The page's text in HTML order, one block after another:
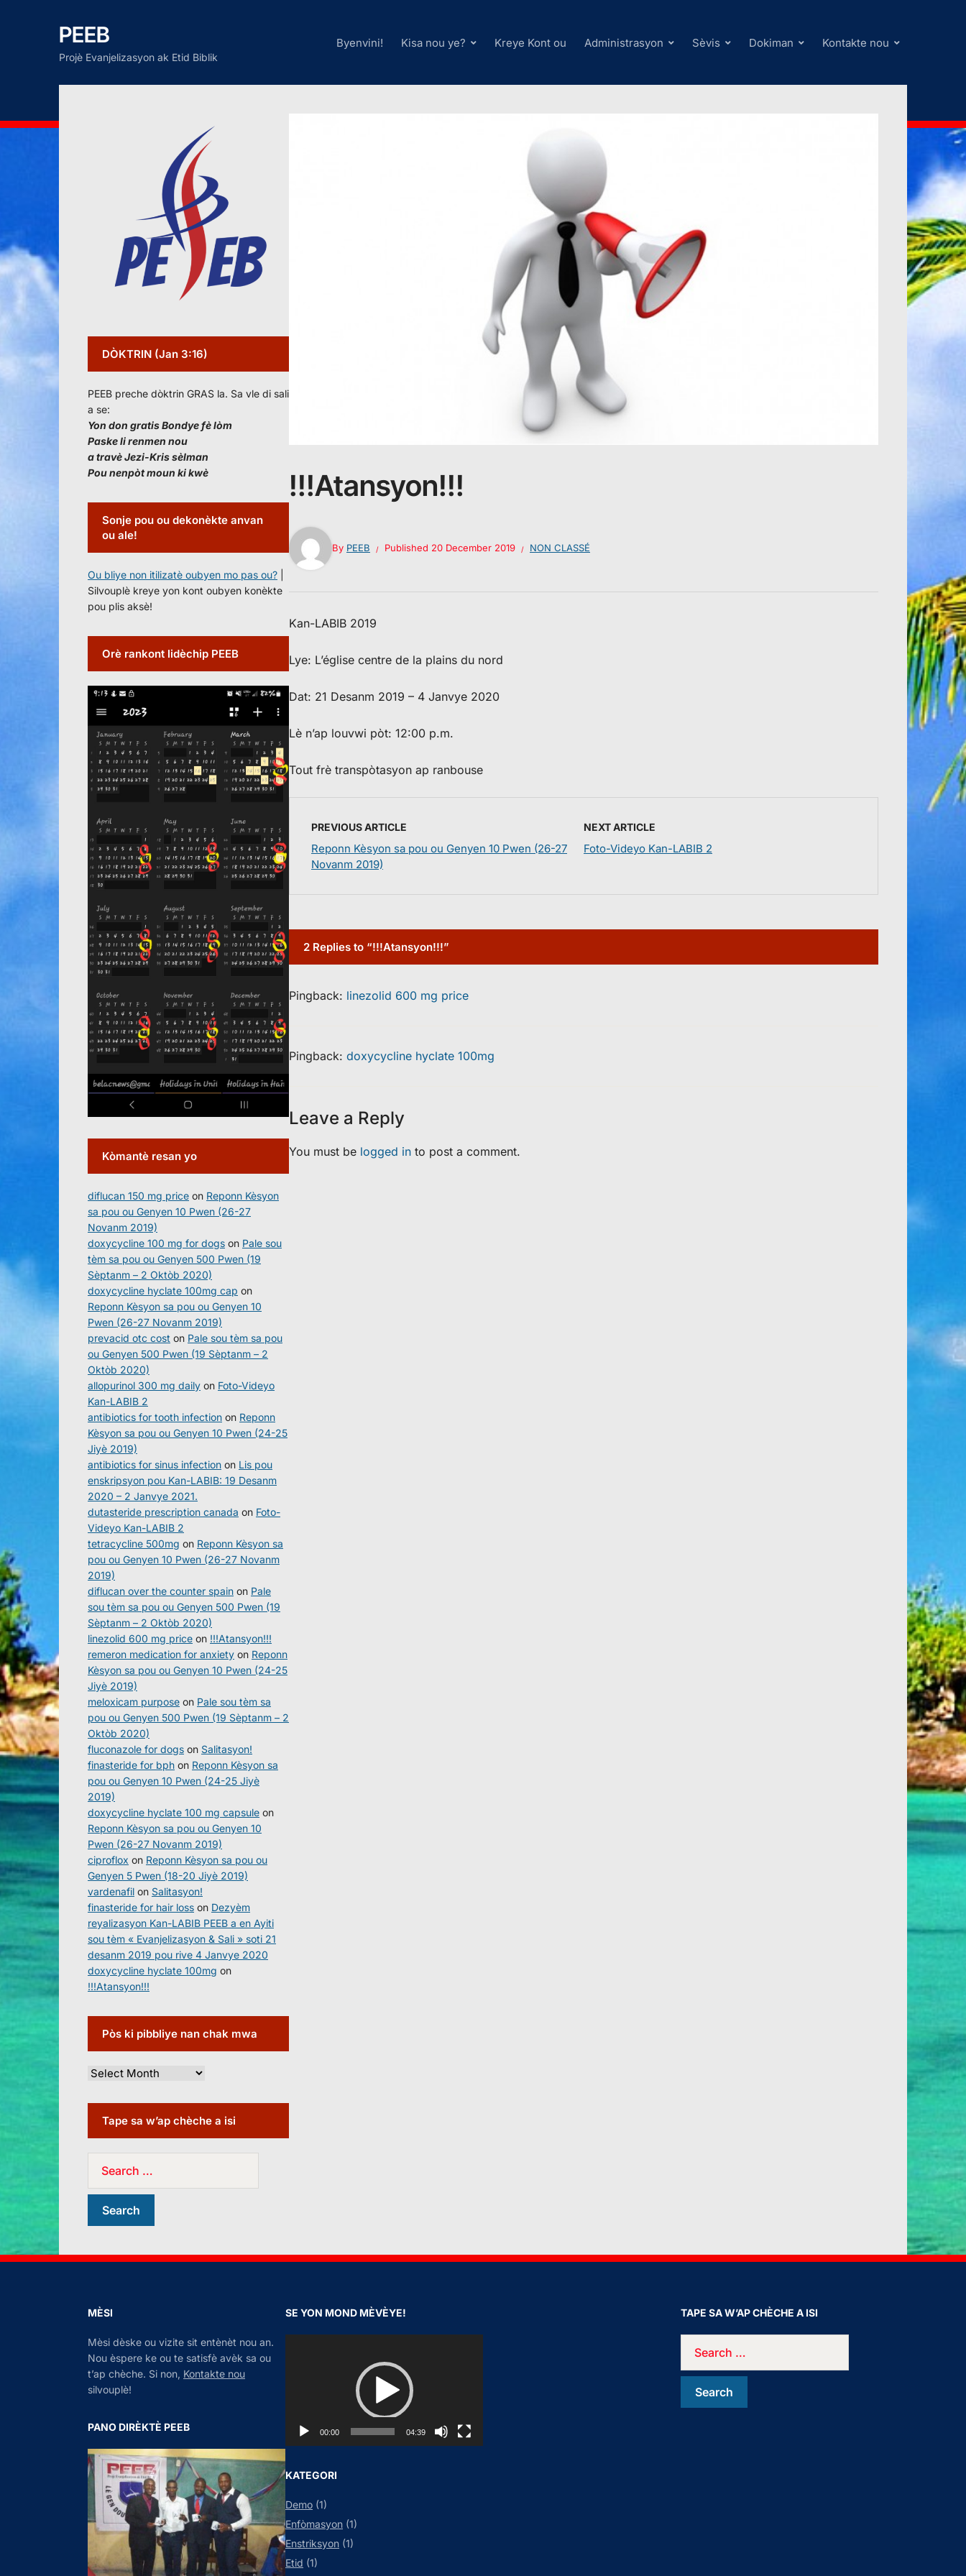
PEEB
Projè Evanjelizasyon ak Etid Biblik
Byenvini! Kisa nou ye? Kreye Kont ou Administrasyon Sèvis Dokiman Kontakte nou
!!!Atansyon!!!
By PEEB Published 20 December 2019 NON CLASSÉ
Kan-LABIB 2019
Lye: L’église centre de la plains du nord
Dat: 21 Desanm 2019 – 4 Janvye 2020
Lè n’ap louvwi pòt: 12:00 p.m.
Tout frè transpòtasyon ap ranbouse
PREVIOUS ARTICLE
Reponn Kèsyon sa pou ou Genyen 10 Pwen (26-27
Novanm 2019)
NEXT ARTICLE
Foto-Videyo Kan-LABIB 2
2 Replies to “!!!Atansyon!!!”
Pingback: linezolid 600 mg price
Pingback: doxycycline hyclate 100mg
Leave a Reply
You must be logged in to post a comment.
DÒKTRIN (Jan 3:16)
PEEB preche dòktrin GRAS la. Sa vle di sali
a se:
Yon don gratis Bondye fè lòm
Paske li renmen nou
a travè Jezi-Kris sèlman
Pou nenpòt moun ki kwè
Sonje pou ou dekonèkte anvan
ou ale!
Ou bliye non itilizatè oubyen mo pas ou?
Silvouplè kreye yon kont oubyen konèkte
pou plis aksè!
Orè rankont lidèchip PEEB
Kòmantè resan yo
diflucan 150 mg price on Reponn Kèsyon
sa pou ou Genyen 10 Pwen (26-27
Novanm 2019)
doxycycline 100 mg for dogs on Pale sou
tèm sa pou ou Genyen 500 Pwen (19
Sèptanm – 2 Oktòb 2020)
doxycycline hyclate 100mg cap on
Reponn Kèsyon sa pou ou Genyen 10
Pwen (26-27 Novanm 2019)
prevacid otc cost on Pale sou tèm sa pou
ou Genyen 500 Pwen (19 Sèptanm – 2
Oktòb 2020)
allopurinol 300 mg daily on Foto-Videyo
Kan-LABIB 2
antibiotics for tooth infection on Reponn
Kèsyon sa pou ou Genyen 10 Pwen (24-25
Jiyè 2019)
antibiotics for sinus infection on Lis pou
enskripsyon pou Kan-LABIB: 19 Desanm
2020 – 2 Janvye 2021.
dutasteride prescription canada on Foto-
Videyo Kan-LABIB 2
tetracycline 500mg on Reponn Kèsyon sa
pou ou Genyen 10 Pwen (26-27 Novanm
2019)
diflucan over the counter spain on Pale
sou tèm sa pou ou Genyen 500 Pwen (19
Sèptanm – 2 Oktòb 2020)
linezolid 600 mg price on !!!Atansyon!!!
remeron medication for anxiety on Reponn
Kèsyon sa pou ou Genyen 10 Pwen (24-25
Jiyè 2019)
meloxicam purpose on Pale sou tèm sa
pou ou Genyen 500 Pwen (19 Sèptanm – 2
Oktòb 2020)
fluconazole for dogs on Salitasyon!
finasteride for bph on Reponn Kèsyon sa
pou ou Genyen 10 Pwen (24-25 Jiyè
2019)
doxycycline hyclate 100 mg capsule on
Reponn Kèsyon sa pou ou Genyen 10
Pwen (26-27 Novanm 2019)
ciproflox on Reponn Kèsyon sa pou ou
Genyen 5 Pwen (18-20 Jiyè 2019)
vardenafil on Salitasyon!
finasteride for hair loss on Dezyèm
reyalizasyon Kan-LABIB PEEB a en Ayiti
sou tèm « Evanjelizasyon & Sali » soti 21
desanm 2019 pou rive 4 Janvye 2020
doxycycline hyclate 100mg on
!!!Atansyon!!!
Pòs ki pibbliye nan chak mwa
Tape sa w’ap chèche a isi
MÈSI
Mèsi dèske ou vizite sit entènèt nou an.
Nou èspere ke ou te satisfè avèk sa ou
t’ap chèche. Si non, Kontakte nou
silvouplè!
PANO DIRÈKTÈ PEEB
SE YON MOND MÈVÈYE!
a
y
e
r
00:00 04:39
KATEGORI
Demo (1)
Enfòmasyon (1)
Enstriksyon (1)
Etid (1)
TAPE SA W’AP CHÈCHE A ISI